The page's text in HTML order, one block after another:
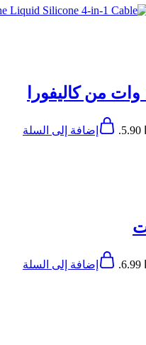
إضافة إلى السلة
إضافة إلى السلة